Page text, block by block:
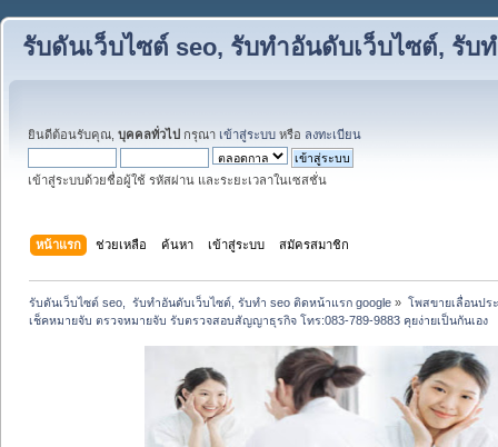
รับดันเว็บไซต์ seo, รับทำอันดับเว็บไซต์, รับ
ยินดีต้อนรับคุณ, บุคคลทั่วไป กรุณา เข้าสู่ระบบ หรือ ลงทะเบียน
เข้าสู่ระบบด้วยชื่อผู้ใช้ รหัสผ่าน และระยะเวลาในเซสชั่น
หน้าแรก ช่วยเหลือ ค้นหา เข้าสู่ระบบ สมัครสมาชิก
รับดันเว็บไซต์ seo,  รับทำอันดับเว็บไซต์, รับทำ seo ติดหน้าแรก google » โพสขายเลื่อนปร
เช็คหมายจับ ตรวจหมายจับ รับตรวจสอบสัญญาธุรกิจ โทร:083-789-9883 คุยง่ายเป็นกันเอง